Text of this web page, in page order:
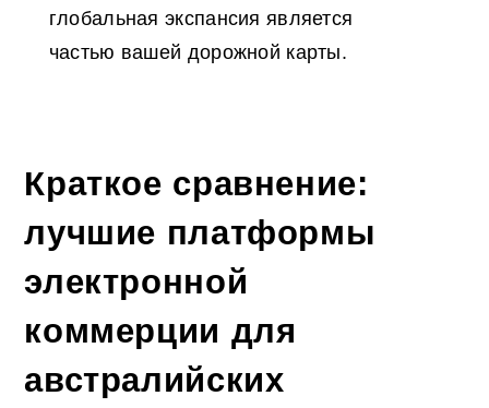
глобальная экспансия является
частью вашей дорожной карты.
Краткое сравнение:
лучшие платформы
электронной
коммерции для
австралийских